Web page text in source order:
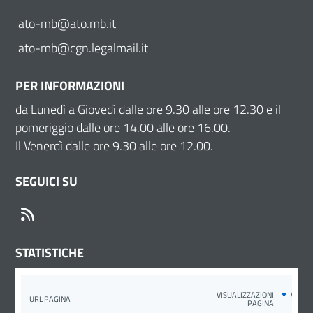
ato-mb@ato.mb.it
ato-mb@cgn.legalmail.it
PER INFORMAZIONI
da Lunedì a Giovedì dalle ore 9.30 alle ore 12.30 e il
pomeriggio dalle ore 14.00 alle ore 16.00.
Il Venerdì dalle ore 9.30 alle ore 12.00.
SEGUICI SU
STATISTICHE